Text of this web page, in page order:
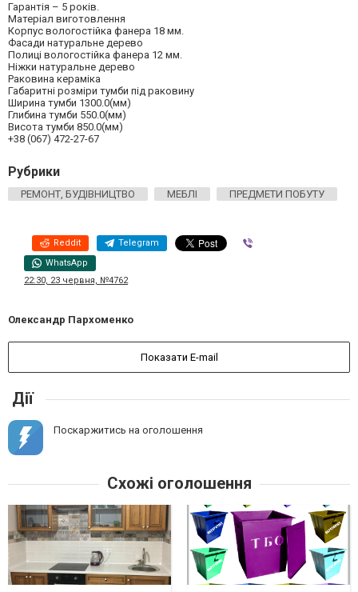
Гарантія – 5 років.
Матеріал виготовлення
Корпус вологостійка фанера 18 мм.
Фасади натуральне дерево
Полиці вологостійка фанера 12 мм.
Ніжки натуральне дерево
Раковина кераміка
Габаритні розміри тумби під раковину
Ширина тумби 1300.0(мм)
Глибина тумби 550.0(мм)
Висота тумби 850.0(мм)
+38 (067) 472-27-67
Рубрики
РЕМОНТ, БУДІВНИЦТВО МЕБЛІ ПРЕДМЕТИ ПОБУТУ
Reddit Telegram
WhatsApp
22:30, 23 червня, №4762
Олександр Пархоменко
Показати E-mail
Дії
Поскаржитись на оголошення
Схожі оголошення